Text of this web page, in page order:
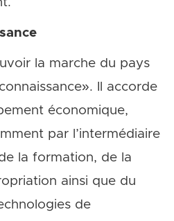
la marche du pays
Il accorde
économique,
par l’intermédiaire
la formation, de la
ainsi que du
de